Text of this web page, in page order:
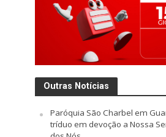
Outras Notícias
Paróquia São Charbel em
tríduo em devoção a Nossa